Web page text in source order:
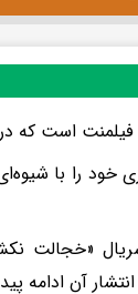
خود را با
آن ادامه